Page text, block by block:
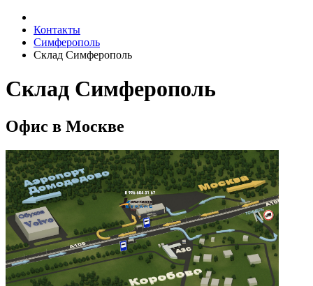
Контакты
Симферополь
Склад Симферополь
Склад Симферополь
Офис в Москве